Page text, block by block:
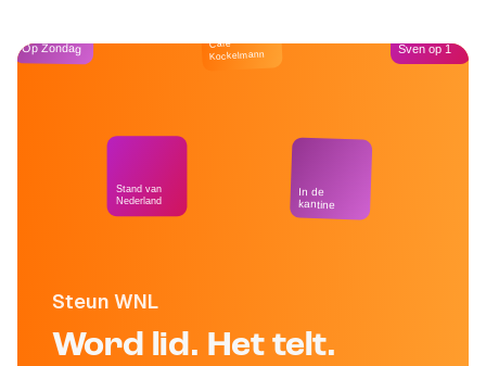
Steun WNL
Word lid. Het telt.
Op Zondag
Stand van
Nederland
Café
Kockelmann
In de
kantine
Sven op 1